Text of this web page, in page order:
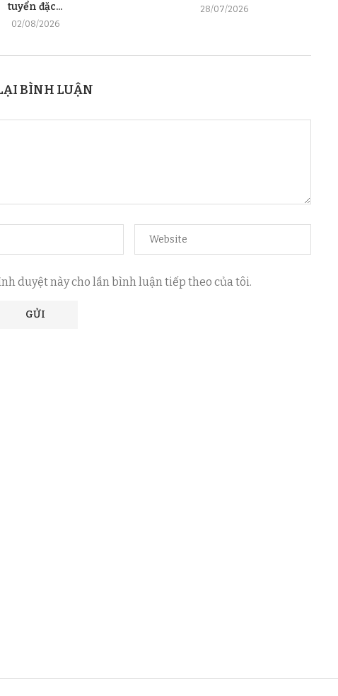
tuyển đặc...
02/08/2026
28/07/2026
BÌNH LUẬN
duyệt này cho lần bình luận tiếp theo của tôi.